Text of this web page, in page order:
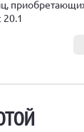
20.1